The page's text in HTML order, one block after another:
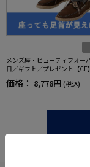
メンズ座・ビューティフォー
日／ギフト／プレゼント【CF】
価格： 8,778円 (税込)